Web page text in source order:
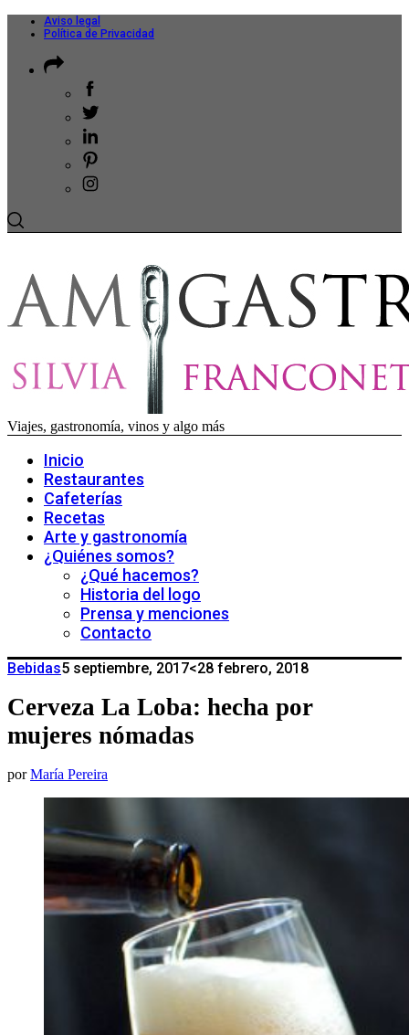
Aviso legal
Política de Privacidad
Viajes, gastronomía, vinos y algo más
Inicio
Restaurantes
Cafeterías
Recetas
Arte y gastronomía
¿Quiénes somos?
¿Qué hacemos?
Historia del logo
Prensa y menciones
Contacto
Bebidas5 septiembre, 2017<28 febrero, 2018
Cerveza La Loba: hecha por
mujeres nómadas
por María Pereira